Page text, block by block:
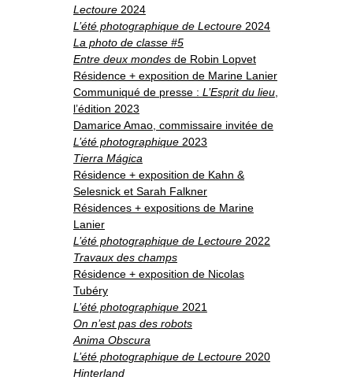
À propos
Informations pratiques
Nous soutenir
Nos engagements
Lectoure2024
L’été photographique de Lectoure2024
La photo de classe #5
Entre deux mondesde Robin Lopvet
Résidence + exposition de Marine Lanier
Communiqué de presse : L’Esprit du lieu,
l’édition 2023
Damarice Amao, commissaire invitée de
L’été photographique2023
Tierra Mágica
Résidence + exposition de Kahn &
Selesnick et Sarah Falkner
Résidences + expositions de Marine
Lanier
L’été photographique de Lectoure2022
Travaux des champs
Résidence + exposition de Nicolas
Tubéry
L’été photographique2021
On n’est pas des robots
Anima Obscura
L’été photographique de Lectoure2020
Hinterland